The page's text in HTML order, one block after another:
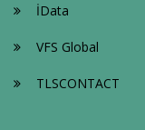
İData
VFS Global
TLSCONTACT